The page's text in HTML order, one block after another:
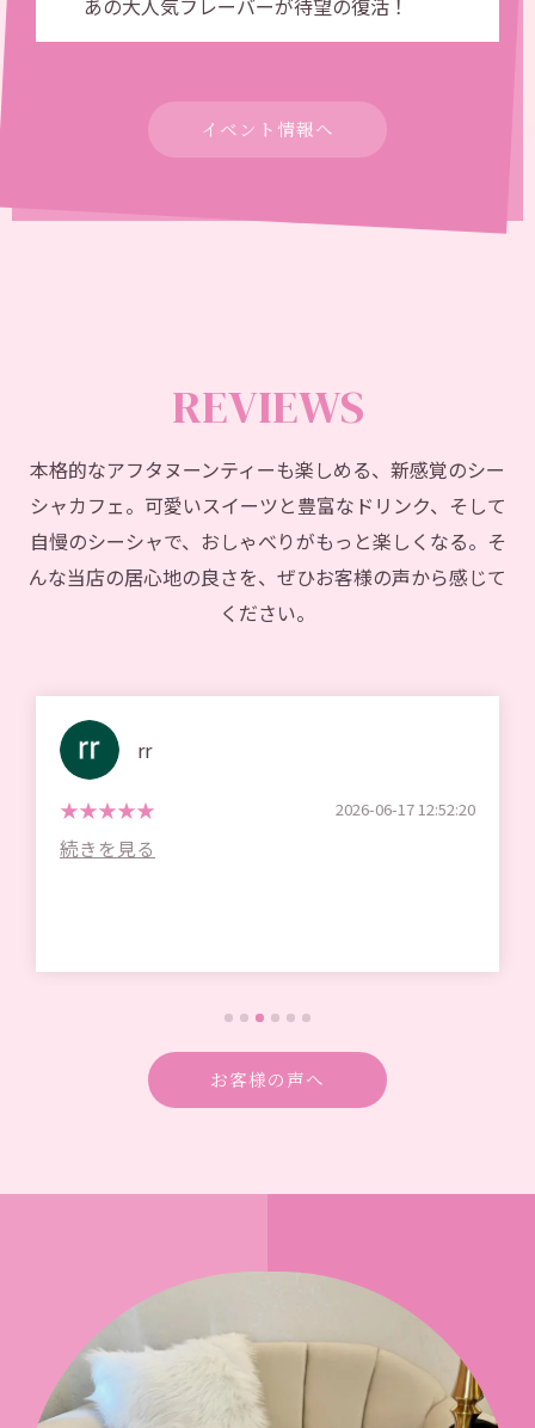
あの大人気フレーバーが待望の復活！
イベント情報へ
REVIEWS
本格的なアフタヌーンティーも楽しめる、新感覚のシー
シャカフェ。可愛いスイーツと豊富なドリンク、そして
自慢のシーシャで、おしゃべりがもっと楽しくなる。そ
んな当店の居心地の良さを、ぜひお客様の声から感じて
ください。
rr
2026-06-17 12:52:20
お客様の声へ